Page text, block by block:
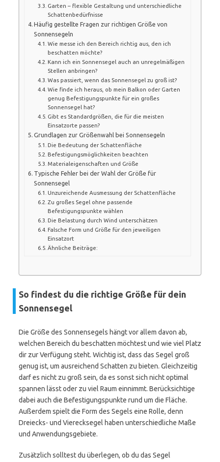
Garten – flexible Gestaltung und unterschiedliche
Schattenbedürfnisse
Häufig gestellte Fragen zur richtigen Größe von
Sonnensegeln
Wie messe ich den Bereich richtig aus, den ich
beschatten möchte?
Kann ich ein Sonnensegel auch an unregelmäßigen
Stellen anbringen?
Was passiert, wenn das Sonnensegel zu groß ist?
Wie finde ich heraus, ob mein Balkon oder Garten
genug Befestigungspunkte für ein großes
Sonnensegel hat?
Gibt es Standardgrößen, die für die meisten
Einsatzorte passen?
Grundlagen zur Größenwahl bei Sonnensegeln
Die Bedeutung der Schattenfläche
Befestigungsmöglichkeiten beachten
Materialeigenschaften und Größe
Typische Fehler bei der Wahl der Größe für
Sonnensegel
Unzureichende Ausmessung der Schattenfläche
Zu großes Segel ohne passende
Befestigungspunkte wählen
Die Belastung durch Wind unterschätzen
Falsche Form und Größe für den jeweiligen
Einsatzort
Ähnliche Beiträge:
So findest du die richtige Größe für dein
Sonnensegel
Die Größe des Sonnensegels hängt vor allem davon ab,
welchen Bereich du beschatten möchtest und wie viel Platz
dir zur Verfügung steht. Wichtig ist, dass das Segel groß
genug ist, um ausreichend Schatten zu bieten. Gleichzeitig
darf es nicht zu groß sein, da es sonst sich nicht optimal
spannen lässt oder zu viel Raum einnimmt. Berücksichtige
dabei auch die Befestigungspunkte rund um die Fläche.
Außerdem spielt die Form des Segels eine Rolle, denn
Dreiecks- und Vierecksegel haben unterschiedliche Maße
und Anwendungsgebiete.
Zusätzlich solltest du überlegen, ob du das Segel